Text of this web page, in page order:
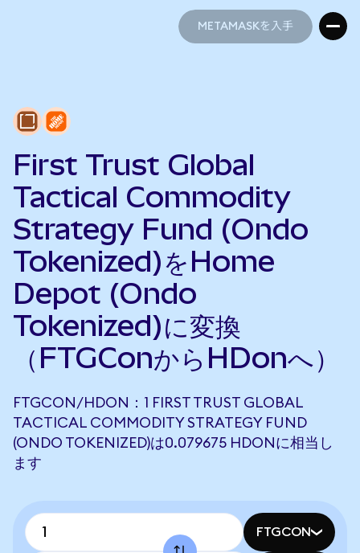
METAMASKを入手
First Trust Global
Tactical Commodity
Strategy Fund (Ondo
Tokenized)をHome
Depot (Ondo
Tokenized)に変換
（FTGConからHDonへ）
FTGCON/HDON：1 FIRST TRUST GLOBAL
TACTICAL COMMODITY STRATEGY FUND
(ONDO TOKENIZED)は0.079675 HDONに相当し
ます
FTGCON